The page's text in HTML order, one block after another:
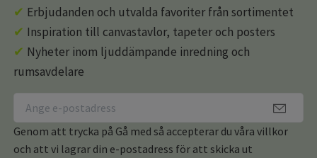
✔ Erbjudanden och utvalda favoriter från sortimentet
✔ Inspiration till canvastavlor, tapeter och posters
✔ Nyheter inom ljuddämpande inredning och
rumsavdelare
Genom att trycka på Gå med så accepterar du våra villkor
och att vi lagrar din e-postadress för att skicka ut